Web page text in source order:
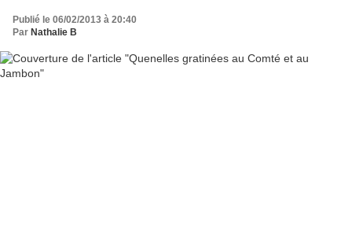
Publié le 06/02/2013 à 20:40
Par Nathalie B